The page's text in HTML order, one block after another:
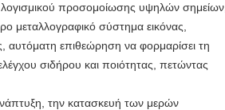
προσομοίωσης υψηλών σημείων,
μεταλλογραφικό σύστημα εικόνας,
αυτόματη επιθεώρηση να φορμαρίσει τη
σιδήρου και ποιότητας, πετώντας
την κατασκευή των μερών